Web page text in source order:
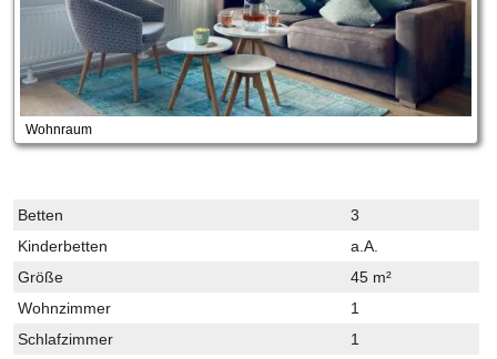
Wohnraum
Betten
3
Kinderbetten
a.A.
Größe
45 m²
Wohnzimmer
1
Schlafzimmer
1